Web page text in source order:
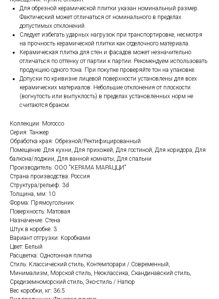
Для обрезной керамической плитки указан номинальный размер.
Фактический может отличаться от номинального в пределах
допустимых отклонений.
Следует избегать ударных нагрузок при транспортировке, несмотря
на прочность керамической плитки как отделочного материала.
Керамическая плитка для стен и фасадов может незначительно
отличаться по оттенку от партии к партии. Рекомендуем использовать
продукцию одного тона. При покупке проверяйте тон на упаковке.
Допуски по кривизне лицевой поверхности установлены для всех
керамических материалов. Небольшие отклонения от плоскости
(вогнутость или выпуклость) в пределах установленных норм не
считаются браком.
Коллекции: Morocco
Серия: Танжер
Обработка края: Обрезной/Ректифицированный
Помещение: Для кухни, Для прихожей, Для гостиной, Для коридора, Для
балкона/лоджии, Для ванной комнаты, Для спальни
Производитель: ООО "КЕРАМА МАРАЦЦИ"
Страна производства: Россия
Структура/рельеф: 3d
Толщина, мм: 10
Форма: Прямоугольник
Поверхность: Матовая
Назначение: Стена
Штук в коробке: 3
Вариант отгрузки: Коробками
Цвет: Белый
Расцветка: Однотонная плитка
Стиль: Классический стиль, Контемпорари / Современный,
Минимализм, Морской стиль, Неоклассика, Скандинавский стиль,
Средиземноморский стиль, Эко-стиль / Натюр
Вес коробки, кг: 36.5